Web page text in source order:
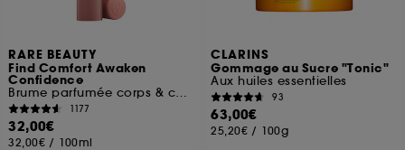
RARE BEAUTY
Find Comfort Awaken
Confidence
Brume parfumée corps & cheveux
1177
32,00€
32,00€ / 100ml
CLARINS
Gommage au Sucre "Tonic"
Aux huiles essentielles
93
63,00€
25,20€ / 100g